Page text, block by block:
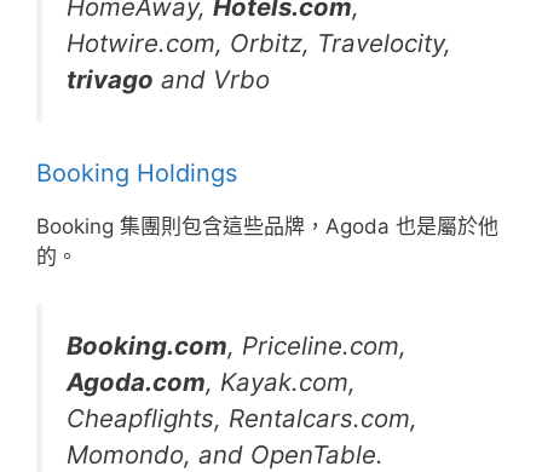
HomeAway, Hotels.com,
Hotwire.com, Orbitz, Travelocity,
trivago and Vrbo
Booking Holdings
Booking 集團則包含這些品牌，Agoda 也是屬於他
的。
Booking.com, Priceline.com,
Agoda.com, Kayak.com,
Cheapflights, Rentalcars.com,
Momondo, and OpenTable.